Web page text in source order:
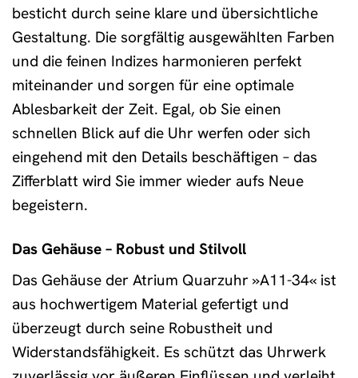
besticht durch seine klare und übersichtliche
Gestaltung. Die sorgfältig ausgewählten Farben
und die feinen Indizes harmonieren perfekt
miteinander und sorgen für eine optimale
Ablesbarkeit der Zeit. Egal, ob Sie einen
schnellen Blick auf die Uhr werfen oder sich
eingehend mit den Details beschäftigen – das
Zifferblatt wird Sie immer wieder aufs Neue
begeistern.
Das Gehäuse – Robust und Stilvoll
Das Gehäuse der Atrium Quarzuhr »A11-34« ist
aus hochwertigem Material gefertigt und
überzeugt durch seine Robustheit und
Widerstandsfähigkeit. Es schützt das Uhrwerk